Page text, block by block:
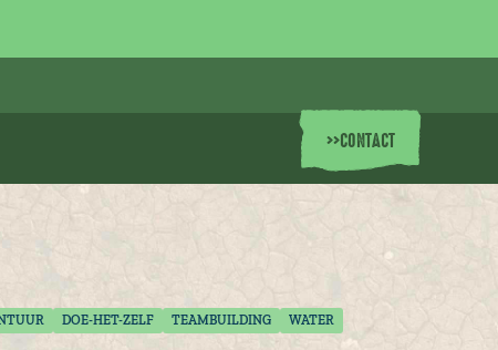
>>CONTACT
DOE-HET-ZELF TEAMBUILDING WATER